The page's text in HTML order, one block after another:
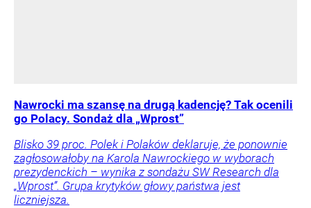
Nawrocki ma szansę na drugą kadencję? Tak ocenili
go Polacy. Sondaż dla „Wprost”
Blisko 39 proc. Polek i Polaków deklaruje, że ponownie
zagłosowałoby na Karola Nawrockiego w wyborach
prezydenckich – wynika z sondażu SW Research dla
„Wprost”. Grupa krytyków głowy państwa jest
liczniejsza.